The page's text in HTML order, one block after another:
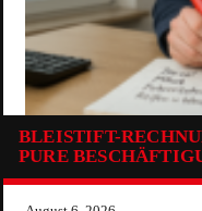
BLEISTIFT-
PURE